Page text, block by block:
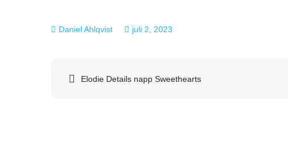
juli 2, 2023
Inläggsnavigering
Elodie Details napp Sweethearts